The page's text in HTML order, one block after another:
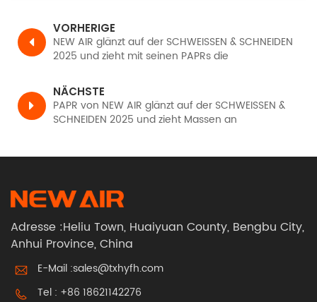
VORHERIGE
NEW AIR glänzt auf der SCHWEISSEN & SCHNEIDEN
2025 und zieht mit seinen PAPRs die
auf sich
NÄCHSTE
PAPR von NEW AIR glänzt auf der SCHWEISSEN &
SCHNEIDEN 2025 und zieht Massen an
Adresse :Heliu Town, Huaiyuan County, Bengbu City,
Anhui Province, China
E-Mail :sales@txhyfh.com
Tel : +86 18621142276